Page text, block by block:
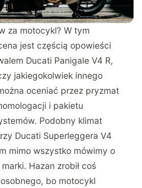
za motocykl? W tym
jest częścią opowieści
Ducati Panigale V4 R,
jakiegokolwiek innego
oceniać przez pryzmat
i pakietu
Podobny klimat
Ducati Superleggera V4
mimo wszystko mówimy o
Hazan zrobił coś
bo motocykl